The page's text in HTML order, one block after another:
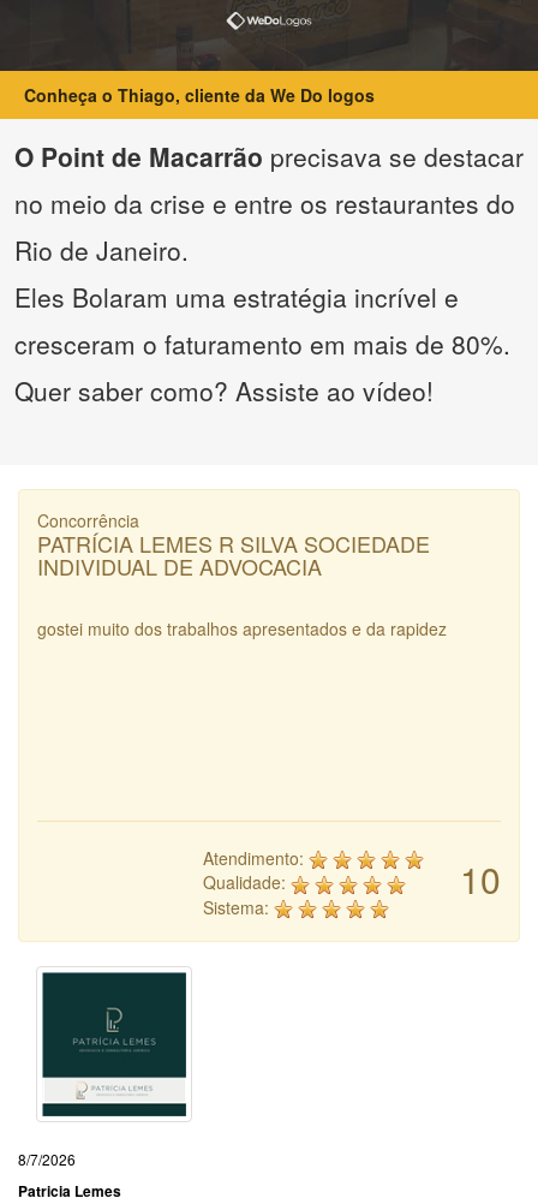
Conheça o Thiago, cliente da We Do logos
O Point de Macarrão precisava se destacar
no meio da crise e entre os restaurantes do
Rio de Janeiro.
Eles Bolaram uma estratégia incrível e
cresceram o faturamento em mais de 80%.
Quer saber como? Assiste ao vídeo!
Concorrência
PATRÍCIA LEMES R SILVA SOCIEDADE
INDIVIDUAL DE ADVOCACIA
gostei muito dos trabalhos apresentados e da rapidez
10
Atendimento:
Qualidade:
Sistema:
8/7/2026
Patricia Lemes